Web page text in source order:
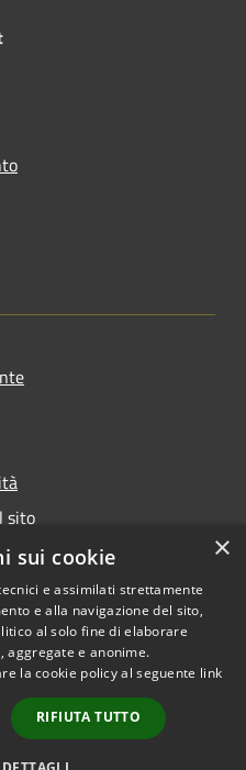
sito
Copyright © 2026 • Comune di
Viano • Powered by
Municipium•Accesso
redazione
×
sui cookie
e assimilati strettamente
e alla navigazione del sito,
al solo fine di elaborare
aggregate e anonime.
la cookie policy al seguente link
RIFIUTA TUTTO